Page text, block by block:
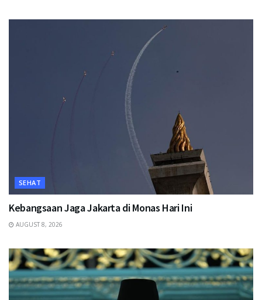
SEHAT
Kebangsaan Jaga Jakarta di Monas Hari Ini
AUGUST 8, 2026